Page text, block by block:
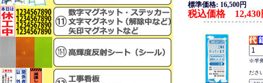
標準価格: 16,500円
税込価格 12,430
※半
ださ